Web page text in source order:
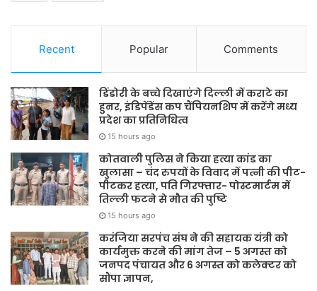
Recent Popular Comments
डिंडोरी के बच्चे दिखाएंगे दिल्ली में कराटे का
हुनर, इंडिपेंडेंस कप चैंपियनशिप में करेंगे मध्य
प्रदेश का प्रतिनिधित्व
15 hours ago
कोतवाली पुलिस ने किया हत्या कांड का
खुलासा – चंद रुपयों के विवाद में पत्नी की पीट-
पीटकर हत्या, पति गिरफ्तार- पोस्टमार्टम में
तिल्ली फटने से मौत की पुष्टि
15 hours ago
करंजिया सरपंच संघ ने की सहायक यंत्री को
कार्यमुक्त करने की मांग तेज – 5 अगस्त को
जनपद पंचायत और 6 अगस्त को कलेक्टर को
सौंपा ज्ञापन,